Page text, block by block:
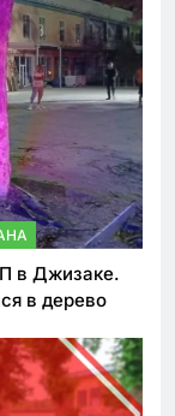
в Джизаке.
в дерево